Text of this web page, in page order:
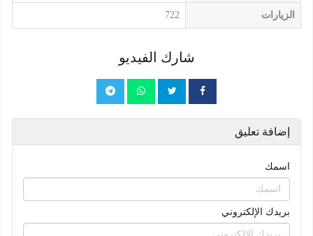
الزيارات 722
شارك الفيديو
إضافة تعليق
اسمك
بريدك الإلكتروني